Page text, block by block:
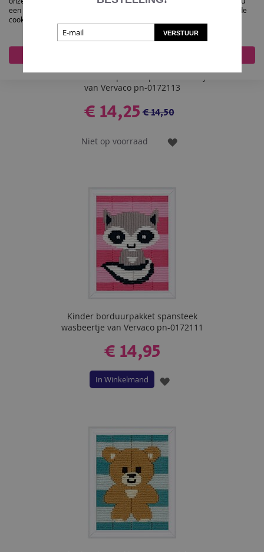
Kinder borduurpakket spansteek hertje
van Vervaco pn-0172113
€ 14,25€ 14,50
Niet op voorraad
VOEG
Kinder borduurpakket spansteek
wasbeertje van Vervaco pn-0172111
€ 14,95
In Winkelmand
VOEG
VERSTUUR
een geweldige website-ervaring te bieden. Voor meer informatie over de
cookies die we gebruiken opent u de instellingen.